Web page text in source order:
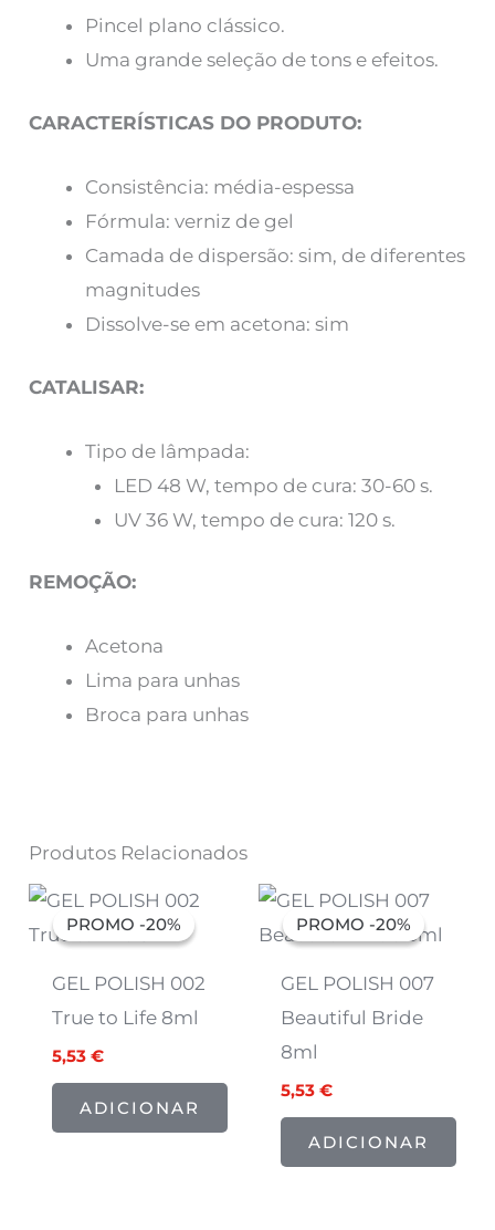
Pincel plano clássico.
Uma grande seleção de tons e efeitos.
CARACTERÍSTICAS DO PRODUTO:
Consistência: média-espessa
Fórmula: verniz de gel
Camada de dispersão: sim, de diferentes
magnitudes
Dissolve-se em acetona: sim
CATALISAR:
Tipo de lâmpada:
LED 48 W, tempo de cura: 30-60 s.
UV 36 W, tempo de cura: 120 s.
REMOÇÃO:
Acetona
Lima para unhas
Broca para unhas
Produtos Relacionados
PROMO -20%
PROMO -20%
GEL POLISH 002
True to Life 8ml
O
preço
original
6,91 €.
5,53 €
O
preço
atual
5,53 €.
ADICIONAR
PROMO -20%
PROMO -20%
GEL POLISH 007
Beautiful Bride
8ml
O
preço
original
6,91 €.
5,53€
O
preço
atual
5,53 €.
ADICIONAR